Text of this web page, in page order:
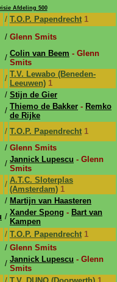
Afdeling 500
/ T.O.P. Papendrecht 1
/ Glenn Smits
/ Colin van Beem - Glenn
Smits
/ T.V. Lewabo (Beneden-
Leeuwen) 1
/ Stijn de Gier
/ Thiemo de Bakker - Remko
de Rijke
/ T.O.P. Papendrecht 1
/ Glenn Smits
/ Jannick Lupescu - Glenn
Smits
/ A.T.C. Sloterplas
(Amsterdam) 1
/ Martijn van Haasteren
/ Xander Spong - Bart van
Kampen
/ T.O.P. Papendrecht 1
/ Glenn Smits
/ Jannick Lupescu - Glenn
Smits